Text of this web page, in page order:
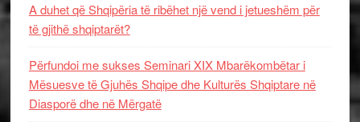
A duhet që Shqipëria të ribëhet një vend i jetueshëm për
të gjithë shqiptarët?
Përfundoi me sukses Seminari XIX Mbarëkombëtar i
Mësuesve të Gjuhës Shqipe dhe Kulturës Shqiptare në
Diasporë dhe në Mërgatë